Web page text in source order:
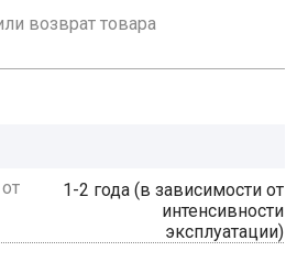
возврат товара
1-2 года (в зависимости от
интенсивности
эксплуатации)